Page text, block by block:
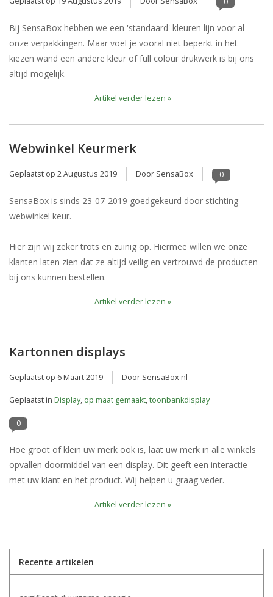
Bij SensaBox hebben we een 'standaard' kleuren lijn voor al
onze verpakkingen. Maar voel je vooral niet beperkt in het
kiezen wand een andere kleur of full colour drukwerk is bij ons
altijd mogelijk.
Artikel verder lezen »
Webwinkel Keurmerk
Geplaatst op 2 Augustus 2019 Door SensaBox 0
SensaBox is sinds 23-07-2019 goedgekeurd door stichting
webwinkel keur.
Hier zijn wij zeker trots en zuinig op. Hiermee willen we onze
klanten laten zien dat ze altijd veilig en vertrouwd de producten
bij ons kunnen bestellen.
Artikel verder lezen »
Kartonnen displays
Geplaatst op 6 Maart 2019 Door SensaBox nl
Geplaatst in Display, op maat gemaakt,toonbankdisplay
0
Hoe groot of klein uw merk ook is, laat uw merk in alle winkels
opvallen doormiddel van een display. Dit geeft een interactie
met uw klant en het product. Wij helpen u graag veder.
Artikel verder lezen »
Recente artikelen